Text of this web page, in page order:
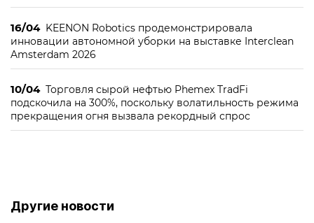
16/04 KEENON Robotics продемонстрировала
инновации автономной уборки на выставке Interclean
Amsterdam 2026
10/04 Торговля сырой нефтью Phemex TradFi
подскочила на 300%, поскольку волатильность режима
прекращения огня вызвала рекордный спрос
Другие новости